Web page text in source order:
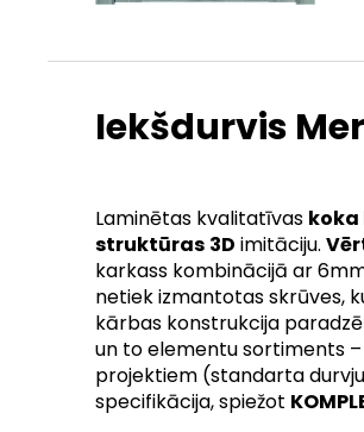
Iekšdurvis
Laminētas kvalitatīvas
struktūras 3D imitāciju.
karkass kombinācijā ar
netiek izmantotas skrūves,
kārbas konstrukcija
un to elementu sortiments
projektiem (standarta
specifikācija, spiežot